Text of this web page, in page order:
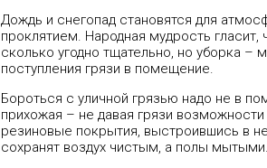
Дождь и снегопад становятся для
проклятием. Народная мудрость
сколько угодно тщательно, но уборка –
поступления грязи в помещение.
Бороться с уличной грязью надо не в
прихожая – не давая грязи
резиновые покрытия, выстроившись в
сохранят воздух чистым, а полы мытыми.